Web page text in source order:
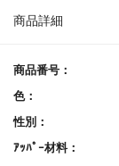
商品詳細
商品番号：
色：
性別：
ｱｯﾊﾟｰ材料：